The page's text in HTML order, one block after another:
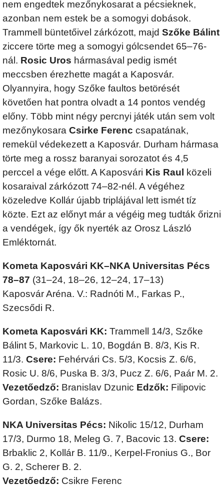
nem engedtek mezőnykosarat a pécsieknek,
azonban nem estek be a somogyi dobások.
Trammell büntetőivel zárkózott, majd Szőke Bálint
ziccere törte meg a somogyi gólcsendet 65–76-
nál. Rosic Uros hármasával pedig ismét
meccsben érezhette magát a Kaposvár.
Olyannyira, hogy Szőke faultos betörését
követően hat pontra olvadt a 14 pontos vendég
előny. Több mint négy percnyi játék után sem volt
mezőnykosara Csirke Ferenc csapatának,
remekül védekezett a Kaposvár. Durham hármasa
törte meg a rossz baranyai sorozatot és 4,5
perccel a vége előtt. A Kaposvári Kis Raul közeli
kosaraival zárkózott 74–82-nél. A végéhez
közeledve Kollár újabb triplájával lett ismét tíz
közte. Ezt az előnyt már a végéig meg tudták őrizni
a vendégek, így ők nyerték az Orosz László
Emléktornát.
Kometa Kaposvári KK–NKA Universitas Pécs
78–87 (31–24, 18–26, 12–24, 17–13)
Kaposvár Aréna. V.: Radnóti M., Farkas P.,
Szecsődi R.
Kometa Kaposvári KK: Trammell 14/3, Szőke
Bálint 5, Markovic L. 10, Bogdán B. 8/3, Kis R.
11/3. Csere: Fehérvári Cs. 5/3, Kocsis Z. 6/6,
Rosic U. 8/6, Puska B. 3/3, Pucz Z. 6/6, Paár M. 2.
Vezetőedző: Branislav Dzunic Edzők: Filipovic
Gordan, Szőke Balázs.
NKA Universitas Pécs: Nikolic 15/12, Durham
17/3, Durmo 18, Meleg G. 7, Bacovic 13. Csere:
Brbaklic 2, Kollár B. 11/9., Kerpel-Fronius G., Bor
G. 2, Scherer B. 2.
Vezetőedző: Csikre Ferenc